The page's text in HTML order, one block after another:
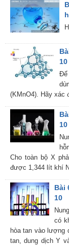
10
Để
(KMnO4). Hãy xác
10
Cho toàn bộ X
được 1,344 lít khí
Bài
10
có
hòa tan vào lượng
tan, dung dịch Y